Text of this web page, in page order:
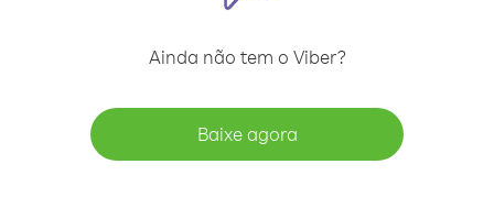
Ainda não tem o Viber?
Baixe agora